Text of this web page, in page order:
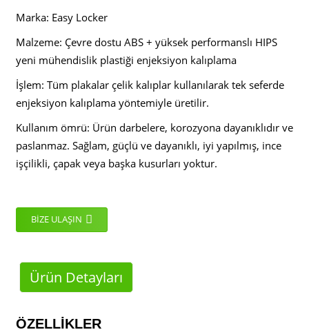
Marka: Easy Locker
Malzeme: Çevre dostu ABS + yüksek performanslı HIPS
yeni mühendislik plastiği enjeksiyon kalıplama
İşlem: Tüm plakalar çelik kalıplar kullanılarak tek seferde
enjeksiyon kalıplama yöntemiyle üretilir.
Kullanım ömrü: Ürün darbelere, korozyona dayanıklıdır ve
paslanmaz. Sağlam, güçlü ve dayanıklı, iyi yapılmış, ince
işçilikli, çapak veya başka kusurları yoktur.
BIZE ULAŞIN
Ürün Detayları
ÖZELLIKLER